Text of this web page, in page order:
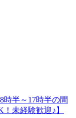
半～17時半の間
未経験歓迎♪】